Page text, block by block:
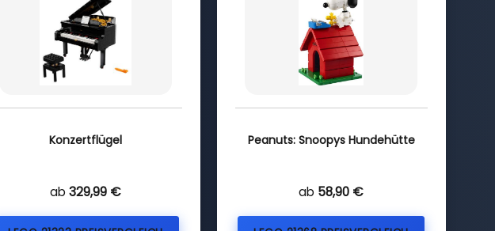
Konzertflügel
ab 329,99 €
Peanuts: Snoopys Hundehütte
ab 58,90 €